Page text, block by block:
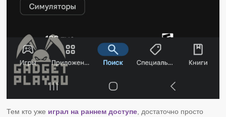
Тем кто уже играл на раннем доступе, достаточно просто